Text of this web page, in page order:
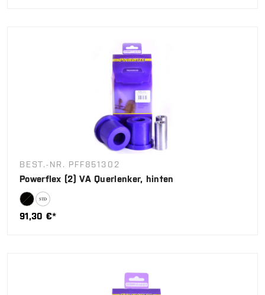
BEST.-NR. PFF851302
Powerflex (2) VA Querlenker, hinten
91,30 €*